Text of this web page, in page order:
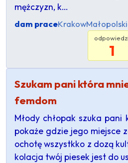
mężczyzn, k…
dam praceKrakow
odpowiedzi
1
Szukam pani która
femdom
Młody chłopak szuka
pokaże gdzie jego miejsce
ochotę wszystkko z dozą
kolacja twój piesek jest do